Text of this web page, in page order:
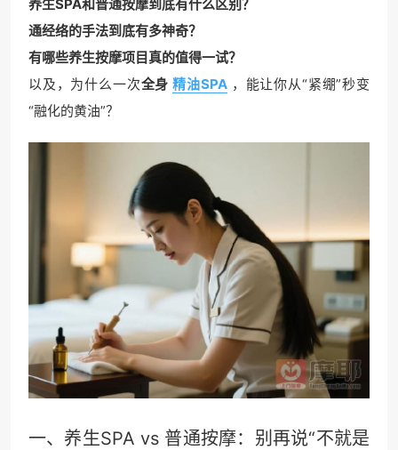
养生SPA和普通按摩到底有什么区别？
通经络的手法到底有多神奇？
有哪些养生按摩项目真的值得一试？
以及，为什么一次全身 精油SPA ，能让你从“紧绷”秒变
“融化的黄油”？
一、养生SPA vs 普通按摩：别再说“不就是